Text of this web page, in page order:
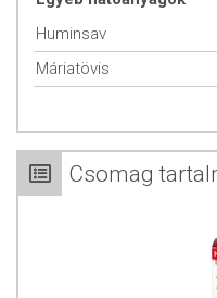
legerősebb
Szerves kelátképző:
mikroelemeket
természetben
formában kötik meg,
kötést alakítanak ki és
hogy a túlsúlyban
mennyiségben
Huminsav
Máriatövis
Csomag